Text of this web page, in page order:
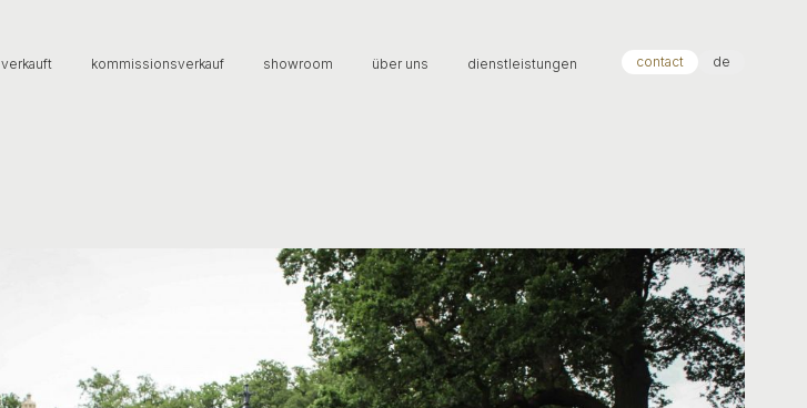
verkauft kommissionsverkauf showroom über uns dienstleistungen contact de